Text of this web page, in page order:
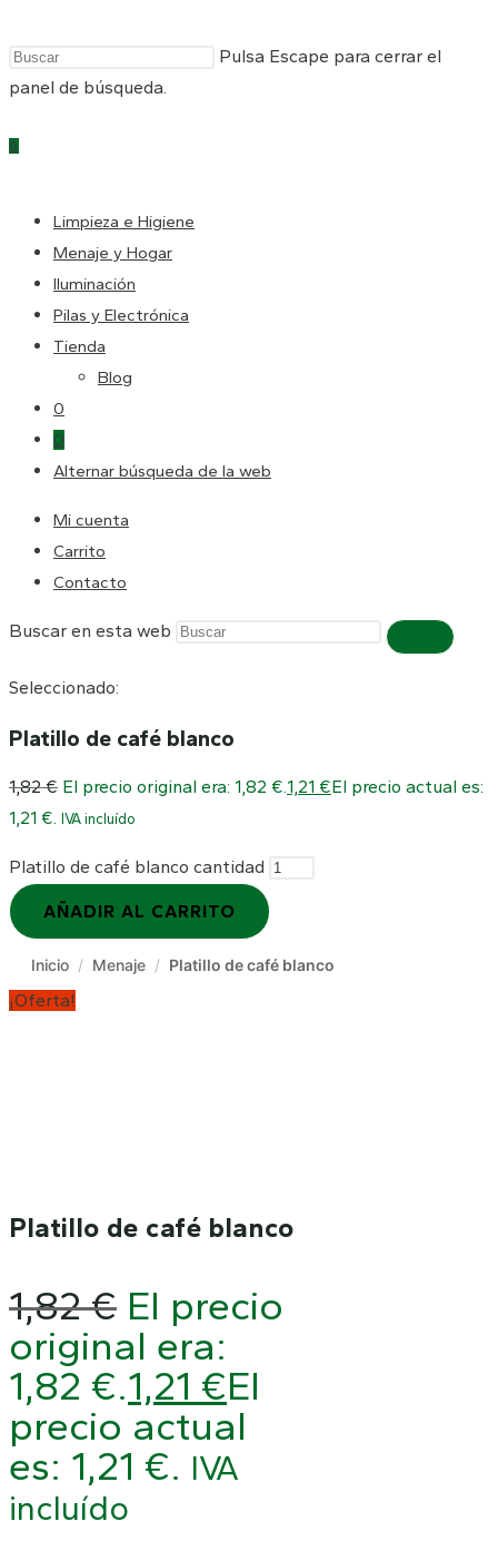
Pulsa Escape para cerrar el
panel de búsqueda.
0
Limpieza e Higiene
Menaje y Hogar
Iluminación
Pilas y Electrónica
Tienda
Blog
0
0
Alternar búsqueda de la web
Mi cuenta
Carrito
Contacto
Buscar en esta web
Seleccionado:
Platillo de café blanco
1,82€ El precio original era: 1,82 €.1,21 €El precio actual es:
1,21 €. IVA incluído
Platillo de café blanco cantidad
AÑADIR AL CARRITO
Inicio / Menaje / Platillo de café blanco
¡Oferta!
Platillo de café blanco
1,82€ El precio
original era:
1,82 €.1,21 €El
precio actual
es: 1,21 €. IVA
incluído